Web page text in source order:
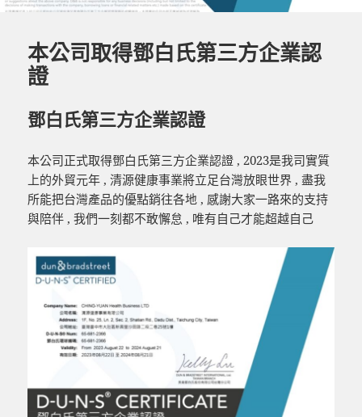
本公司取得鄧白氏第三方企業認
證
鄧白氏第三方企業認證
本公司正式取得鄧白氏第三方企業認證 , 2023是我司實質
上的外貿元年 , 清源健康事業將立足台灣放眼世界 , 盡我
所能把台灣產品的優點銷往各地 , 感謝大家一路來的支持
與陪伴 , 我們一刻都不敢懈怠 , 唯有自己才能超越自己